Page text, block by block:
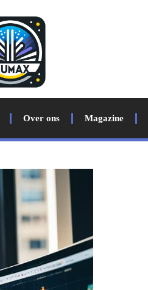
Over ons Magazine